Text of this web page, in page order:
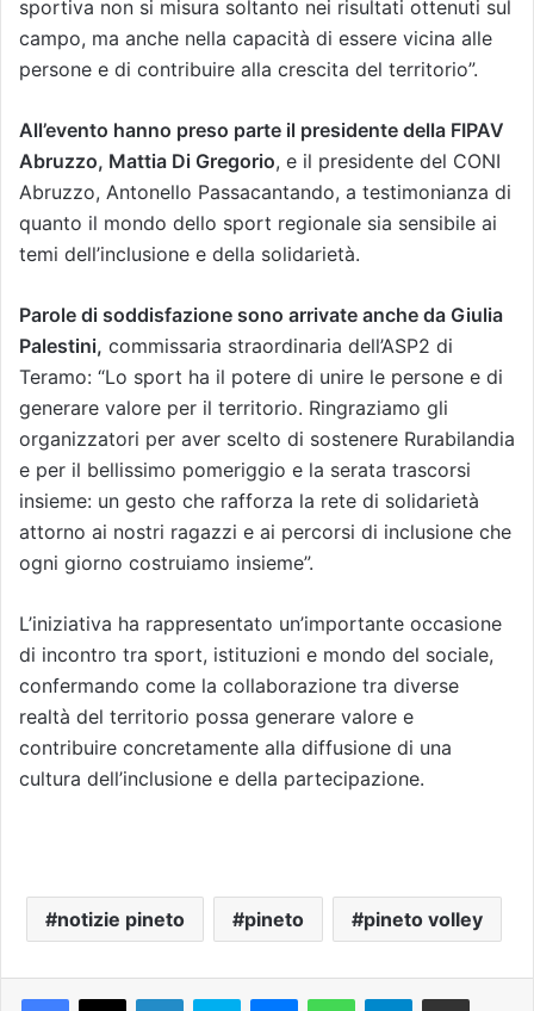
sportiva non si misura soltanto nei risultati ottenuti sul
campo, ma anche nella capacità di essere vicina alle
persone e di contribuire alla crescita del territorio”.
All’evento hanno preso parte il presidente della FIPAV
Abruzzo, Mattia Di Gregorio, e il presidente del CONI
Abruzzo, Antonello Passacantando, a testimonianza di
quanto il mondo dello sport regionale sia sensibile ai
temi dell’inclusione e della solidarietà.
Parole di soddisfazione sono arrivate anche da Giulia
Palestini, commissaria straordinaria dell’ASP2 di
Teramo: “Lo sport ha il potere di unire le persone e di
generare valore per il territorio. Ringraziamo gli
organizzatori per aver scelto di sostenere Rurabilandia
e per il bellissimo pomeriggio e la serata trascorsi
insieme: un gesto che rafforza la rete di solidarietà
attorno ai nostri ragazzi e ai percorsi di inclusione che
ogni giorno costruiamo insieme”.
L’iniziativa ha rappresentato un’importante occasione
di incontro tra sport, istituzioni e mondo del sociale,
confermando come la collaborazione tra diverse
realtà del territorio possa generare valore e
contribuire concretamente alla diffusione di una
cultura dell’inclusione e della partecipazione.
notizie pineto pineto pineto volley
Telegram